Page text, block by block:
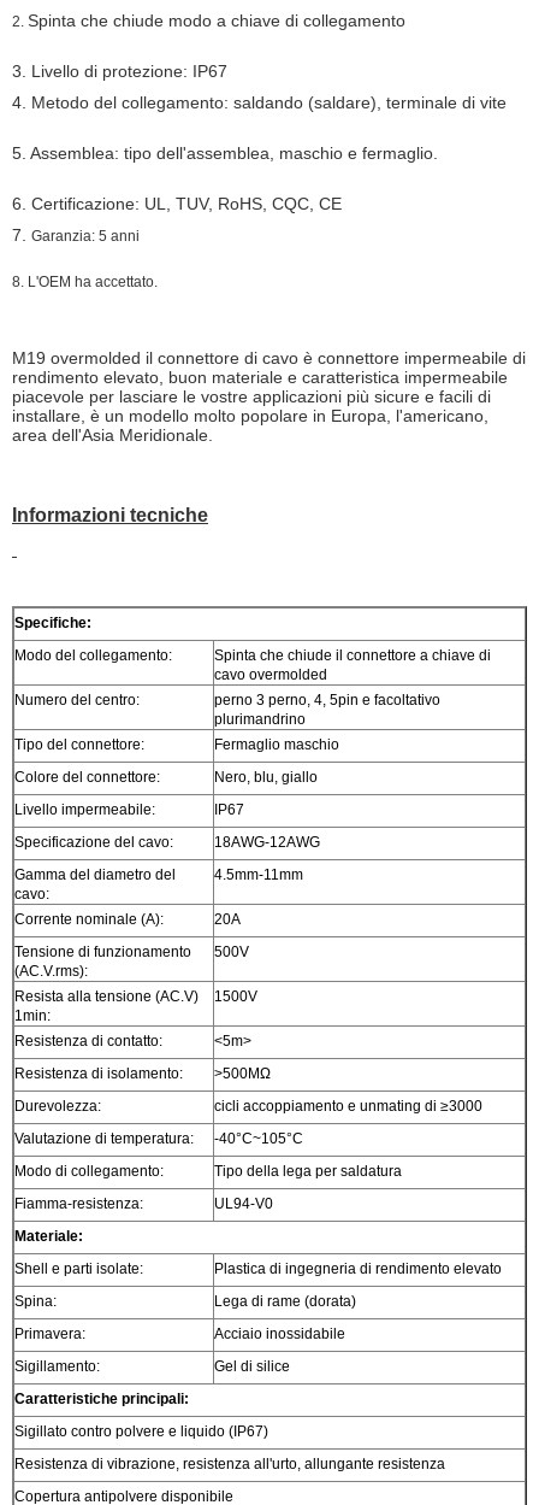
2.Spinta che chiude modo a chiave di collegamento
3. Livello di protezione: IP67
4. Metodo del collegamento: saldando (saldare), terminale di vite
5. Assemblea: tipo dell'assemblea, maschio e fermaglio.
6. Certificazione: UL, TUV, RoHS, CQC, CE
7. Garanzia: 5 anni
8. L'OEM ha accettato.
M19 overmolded il connettore di cavo è connettore impermeabile di
rendimento elevato, buon materiale e caratteristica impermeabile
piacevole per lasciare le vostre applicazioni più sicure e facili di
installare, è un modello molto popolare in Europa, l'americano,
area dell'Asia Meridionale.
Informazioni tecniche
Specifiche:
Modo del collegamento:
Spinta che chiude il connettore a chiave di
cavo overmolded
Numero del centro:
perno 3 perno, 4, 5pin e facoltativo
plurimandrino
Tipo del connettore:
Fermaglio maschio
Colore del connettore:
Nero, blu, giallo
Livello impermeabile:
IP67
Specificazione del cavo:
18AWG-12AWG
Gamma del diametro del
cavo:
4.5mm-11mm
Corrente nominale (A):
20A
Tensione di funzionamento
(AC.V.rms):
500V
Resista alla tensione (AC.V)
1min:
1500V
Resistenza di contatto:
<5m>
Resistenza di isolamento:
>500MΩ
Durevolezza:
cicli accoppiamento e unmating di ≥3000
Valutazione di temperatura:
-40°C~105°C
Modo di collegamento:
Tipo della lega per saldatura
Fiamma-resistenza:
UL94-V0
Materiale:
Shell e parti isolate:
Plastica di ingegneria di rendimento elevato
Spina:
Lega di rame (dorata)
Primavera:
Acciaio inossidabile
Sigillamento:
Gel di silice
Caratteristiche principali:
Sigillato contro polvere e liquido (IP67)
Resistenza di vibrazione, resistenza all'urto, allungante resistenza
Copertura antipolvere disponibile